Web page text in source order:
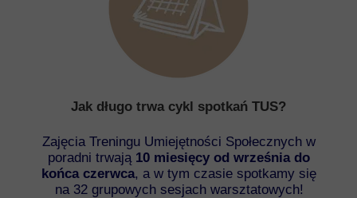
Jak długo trwa cykl spotkań TUS?
Zajęcia Treningu Umiejętności Społecznych w
poradni trwają 10 miesięcy od września do
końca czerwca, a w tym czasie spotkamy się
na 32 grupowych sesjach warsztatowych!